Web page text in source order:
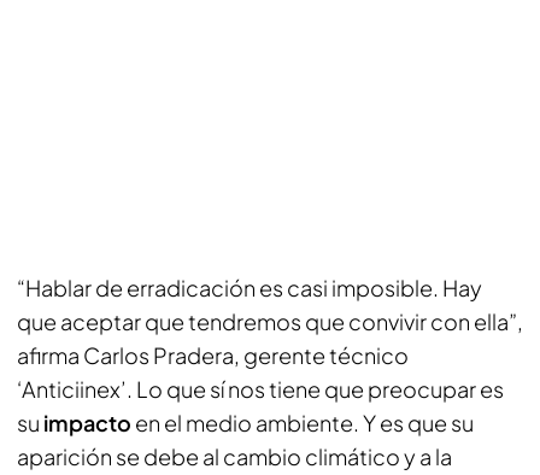
“Hablar de erradicación es casi imposible. Hay
que aceptar que tendremos que convivir con ella”,
afirma Carlos Pradera, gerente técnico
‘Anticiinex’. Lo que sí nos tiene que preocupar es
su impacto en el medio ambiente. Y es que su
aparición se debe al cambio climático y a la